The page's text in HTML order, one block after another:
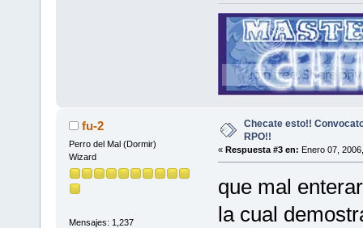
fu-2
Perro del Mal (Dormir)
Wizard
Mensajes: 1,237
Checate esto!!
RPO!!
« Respuesta #3 en: Enero 07,
que mal
la cual